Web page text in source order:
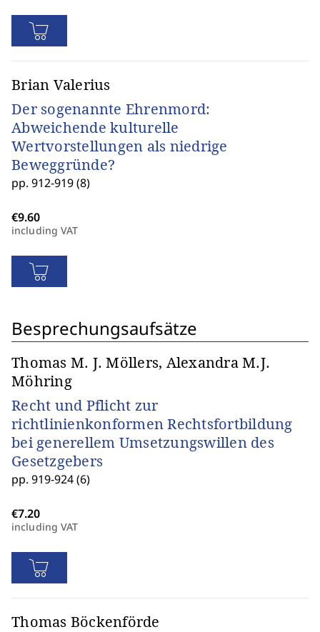
Brian Valerius
Der sogenannte Ehrenmord:
Abweichende kulturelle
Wertvorstellungen als niedrige
Beweggründe?
pp. 912-919 (8)
including VAT
Besprechungsaufsätze
Thomas M. J. Möllers, Alexandra M.J.
Möhring
Recht und Pflicht zur
richtlinienkonformen Rechtsfortbildung
bei generellem Umsetzungswillen des
Gesetzgebers
pp. 919-924 (6)
including VAT
Thomas Böckenförde